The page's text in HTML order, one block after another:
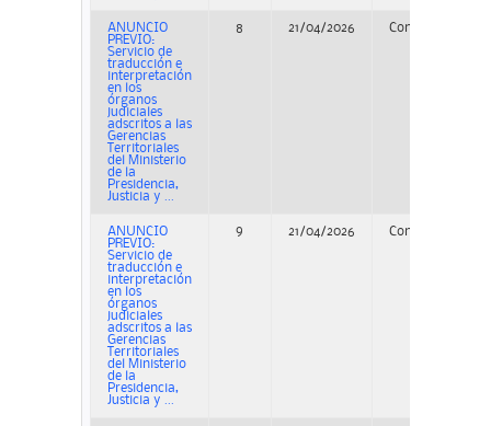
ANUNCIO
PREVIO:
Servicio de
traducción e
interpretación
en los
órganos
judiciales
adscritos a las
Gerencias
Territoriales
del Ministerio
de la
Presidencia,
Justicia y ...
8 21/04/2026 Concurso
ANUNCIO
PREVIO:
Servicio de
traducción e
interpretación
en los
órganos
judiciales
adscritos a las
Gerencias
Territoriales
del Ministerio
de la
Presidencia,
Justicia y ...
9 21/04/2026 Concurso